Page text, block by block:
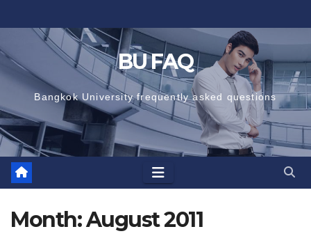
to
content
BU FAQ
Bangkok University frequently asked questions
Month:August 2011